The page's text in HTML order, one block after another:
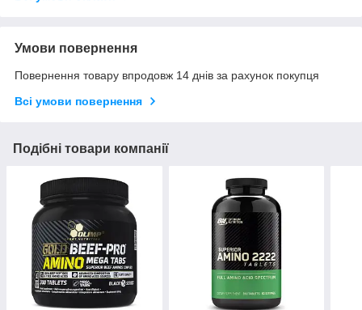
Умови повернення
Повернення товару впродовж 14 днів за рахунок покупця
Всі умови повернення
Подібні товари компанії